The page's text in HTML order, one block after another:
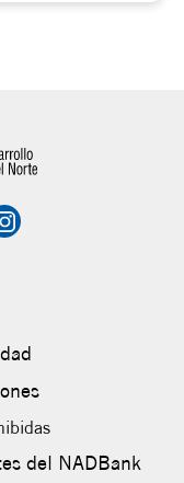
del NADBank